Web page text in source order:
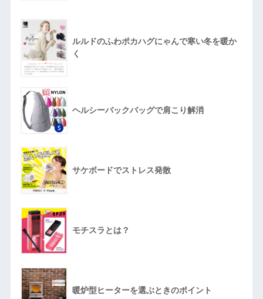
ルルドのふわポカハグにゃんで寒い冬を暖か
く
ヘルシーバックバッグで肩こり解消
サケボードでストレス発散
モチスラとは？
暖炉型ヒーターを選ぶときのポイント